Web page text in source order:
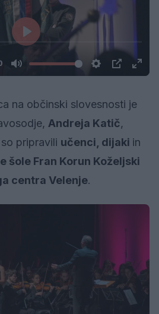
na občinski slovesnosti je
Andreja Katič,
pripravili učenci, dijaki in
šole Fran Korun Koželjski
centra Velenje.